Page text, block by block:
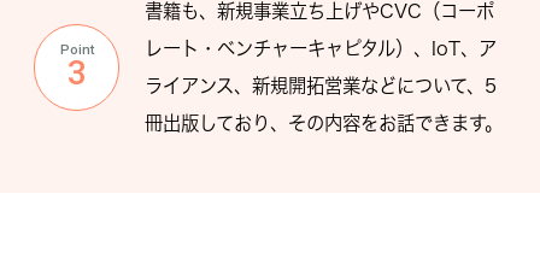
Point
3
書籍も、新規事業立ち上げやCVC（コーポ
レート・ベンチャーキャピタル）、IoT、ア
ライアンス、新規開拓営業などについて、5
冊出版しており、その内容をお話できます。